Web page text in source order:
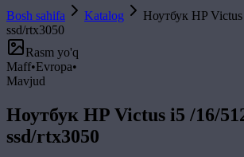
Bosh sahifa Katalog
Ноутбук HP
ssd/rtx3050
Rasm yo'q
Maff•Evropa•
Mavjud
Ноутбук HP Victus i5 /16/
ssd/rtx3050